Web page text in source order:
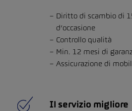
Diritto di scambio di
d’occasione
Controllo qualità
Min. 12 mesi di
Assicurazione di
Il servizio migliore